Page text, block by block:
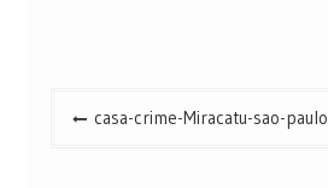
Navegação
casa-crime-Miracatu-sao-paulo